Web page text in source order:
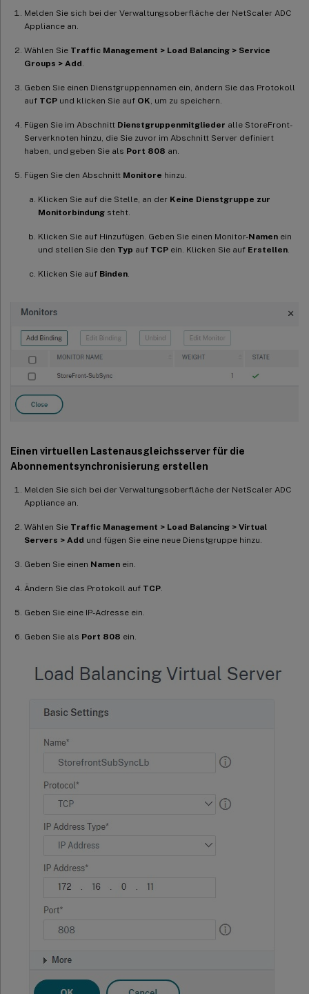
Melden Sie sich bei der Verwaltungsoberfläche der NetScaler ADC
Appliance an.
Wählen Sie Traffic Management > Load Balancing > Service
Groups > Add.
Geben Sie einen Dienstgruppennamen ein, ändern Sie das Protokoll
auf TCP und klicken Sie auf OK, um zu speichern.
Fügen Sie im Abschnitt Dienstgruppenmitglieder alle StoreFront-
Serverknoten hinzu, die Sie zuvor im Abschnitt Server definiert
haben, und geben Sie als Port 808 an.
Fügen Sie den Abschnitt Monitore hinzu.
Klicken Sie auf die Stelle, an der Keine Dienstgruppe zur
Monitorbindung steht.
Klicken Sie auf Hinzufügen. Geben Sie einen Monitor-Namen ein
und stellen Sie den Typ auf TCP ein. Klicken Sie auf Erstellen.
Klicken Sie auf Binden.
Einen virtuellen Lastenausgleichsserver für die
Abonnementsynchronisierung erstellen
Melden Sie sich bei der Verwaltungsoberfläche der NetScaler ADC
Appliance an.
Wählen Sie Traffic Management > Load Balancing > Virtual
Servers > Add und fügen Sie eine neue Dienstgruppe hinzu.
Geben Sie einen Namen ein.
Ändern Sie das Protokoll auf TCP.
Geben Sie eine IP-Adresse ein.
Geben Sie als Port 808 ein.